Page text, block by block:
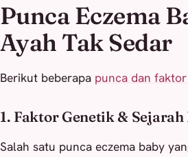
Punca Eczema
Ayah Tak Sedar
Berikut beberapa punca dan
1. Faktor Genetik &
Salah satu punca eczema baby